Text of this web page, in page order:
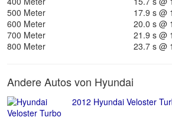
500 Meter
17.9 s @
600 Meter
20.0 s @
700 Meter
21.9 s @
800 Meter
23.7 s @
Andere Autos von Hyundai
2012 Hyundai Veloster